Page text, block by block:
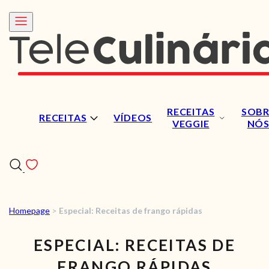
RECEITAS VÍDEOS
RECEITAS
VEGGIE
NÓS
RECEITAS
VÍDEOS
Homepage > Especial: Receitas de frango rápidas
ESPECIAL: RECEITAS DE